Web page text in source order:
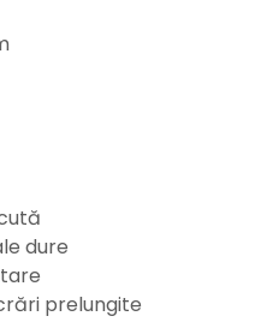
dure
prelungite